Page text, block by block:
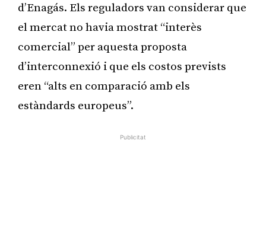
d’Enagás. Els reguladors van considerar que
el mercat no havia mostrat “interès
comercial” per aquesta proposta
d’interconnexió i que els costos prevists
eren “alts en comparació amb els
estàndards europeus”.
Publicitat